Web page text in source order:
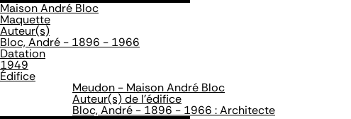
Maison André Bloc
Maquette
Auteur(s)
Bloc, André - 1896 - 1966
Datation
1949
Édifice
Meudon - Maison André Bloc
Auteur(s) de l'édifice
Bloc, André - 1896 - 1966 : Architecte